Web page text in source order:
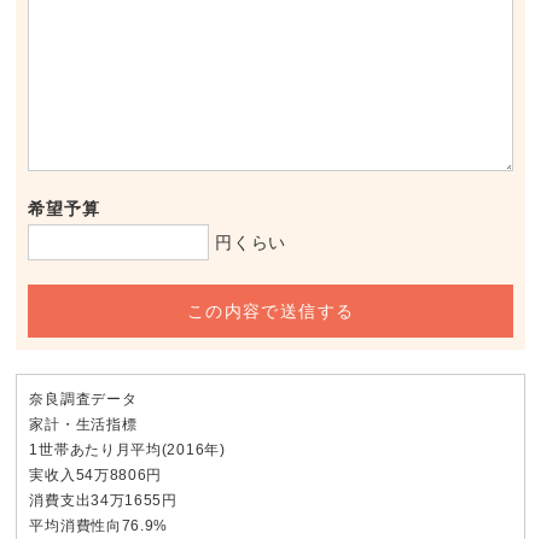
希望予算
円くらい
この内容で送信する
奈良調査データ
家計・生活指標
1世帯あたり月平均(2016年)
実收入54万8806円
消費支出34万1655円
平均消費性向76.9%